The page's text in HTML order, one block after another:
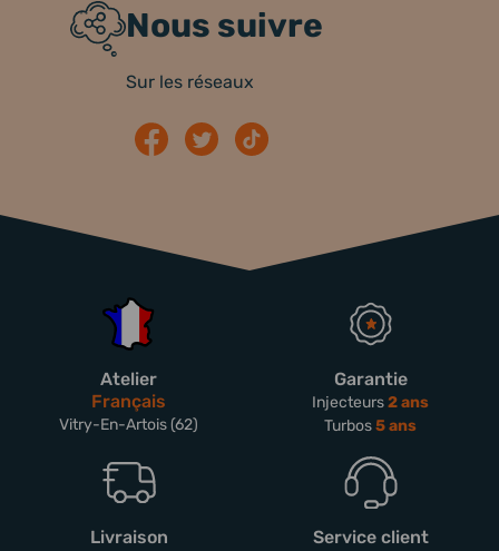
Nous suivre
Sur les réseaux
Atelier
Français
Vitry-En-Artois (62)
Garantie
Injecteurs2 ans
Turbos5 ans
Livraison
Service client